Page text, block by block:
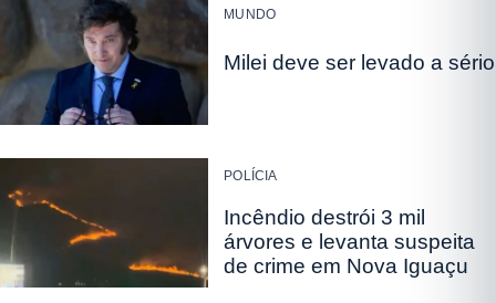
MUNDO
Milei deve ser levado a sério
POLÍCIA
Incêndio destrói 3 mil
árvores e levanta suspeita
de crime em Nova Iguaçu